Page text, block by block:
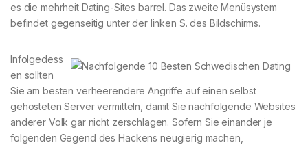
es die mehrheit Dating-Sites barrel. Das zweite Menüsystem
befindet gegenseitig unter der linken S. des Bildschirms.
Infolgedess
en sollten
Sie am besten verheerendere Angriffe auf einen selbst
gehosteten Server vermitteln, damit Sie nachfolgende Websites
anderer Volk gar nicht zerschlagen. Sofern Sie einander je
folgenden Gegend des Hackens neugierig machen,